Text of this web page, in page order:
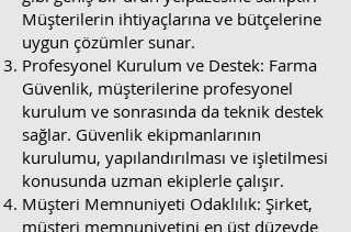
Müşterilerin ihtiyaçlarına ve bütçelerine
uygun çözümler sunar.
Profesyonel Kurulum ve Destek: Farma
Güvenlik, müşterilerine profesyonel
kurulum ve sonrasında da teknik destek
sağlar. Güvenlik ekipmanlarının
kurulumu, yapılandırılması ve işletilmesi
konusunda uzman ekiplerle çalışır.
Müşteri Memnuniyeti Odaklılık: Şirket,
müşteri memnuniyetini en üst düzeyde